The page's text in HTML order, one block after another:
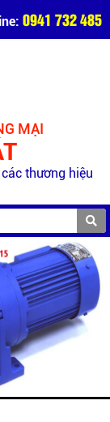
0941 732 485
MẠI
thương hiệu